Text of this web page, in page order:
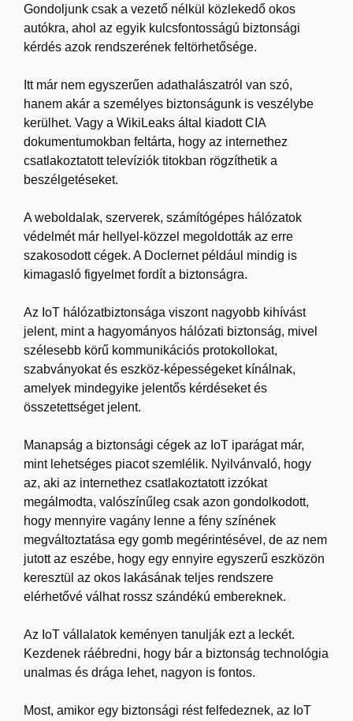
Gondoljunk csak a vezető nélkül közlekedő okos
autókra, ahol az egyik kulcsfontosságú biztonsági
kérdés azok rendszerének feltörhetősége.
Itt már nem egyszerűen adathalászatról van szó,
hanem akár a személyes biztonságunk is veszélybe
kerülhet. Vagy a WikiLeaks által kiadott CIA
dokumentumokban feltárta, hogy az internethez
csatlakoztatott televíziók titokban rögzíthetik a
beszélgetéseket.
A weboldalak, szerverek, számítógépes hálózatok
védelmét már hellyel-közzel megoldották az erre
szakosodott cégek. A Doclernet például mindig is
kimagasló figyelmet fordít a biztonságra.
Az IoT hálózatbiztonsága viszont nagyobb kihívást
jelent, mint a hagyományos hálózati biztonság, mivel
szélesebb körű kommunikációs protokollokat,
szabványokat és eszköz-képességeket kínálnak,
amelyek mindegyike jelentős kérdéseket és
összetettséget jelent.
Manapság a biztonsági cégek az IoT iparágat már,
mint lehetséges piacot szemlélik. Nyilvánvaló, hogy
az, aki az internethez csatlakoztatott izzókat
megálmodta, valószínűleg csak azon gondolkodott,
hogy mennyire vagány lenne a fény színének
megváltoztatása egy gomb megérintésével, de az nem
jutott az eszébe, hogy egy ennyire egyszerű eszközön
keresztül az okos lakásának teljes rendszere
elérhetővé válhat rossz szándékú embereknek.
Az IoT vállalatok keményen tanulják ezt a leckét.
Kezdenek ráébredni, hogy bár a biztonság technológia
unalmas és drága lehet, nagyon is fontos.
Most, amikor egy biztonsági rést felfedeznek, az IoT